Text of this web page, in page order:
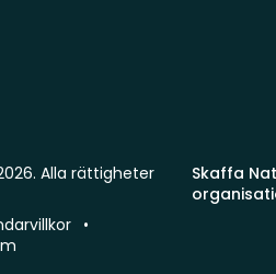
Skaffa
Alla rättigheter